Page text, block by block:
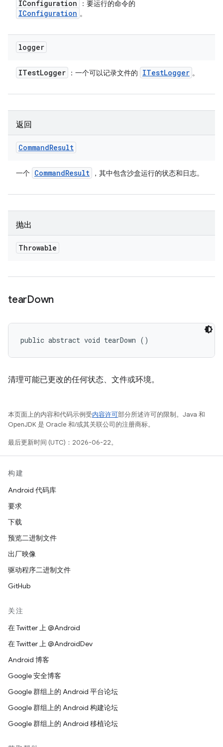
IConfiguration ：要运行的命令的
IConfiguration 。
logger
ITestLogger ：一个可以记录文件的 ITestLogger 。
返回
CommandResult
一个 CommandResult ，其中包含沙盒运行的状态和日志。
抛出
Throwable
tearDown
public abstract void tearDown ()
清理可能已更改的任何状态、文件或环境。
本页面上的内容和代码示例受内容许可部分所述许可的限制。Java 和
OpenJDK 是 Oracle 和/或其关联公司的注册商标。
最后更新时间 (UTC)：2026-06-22。
构建
Android 代码库
要求
下载
预览二进制文件
出厂映像
驱动程序二进制文件
GitHub
关注
在 Twitter 上 @Android
在 Twitter 上 @AndroidDev
Android 博客
Google 安全博客
Google 群组上的 Android 平台论坛
Google 群组上的 Android 构建论坛
Google 群组上的 Android 移植论坛